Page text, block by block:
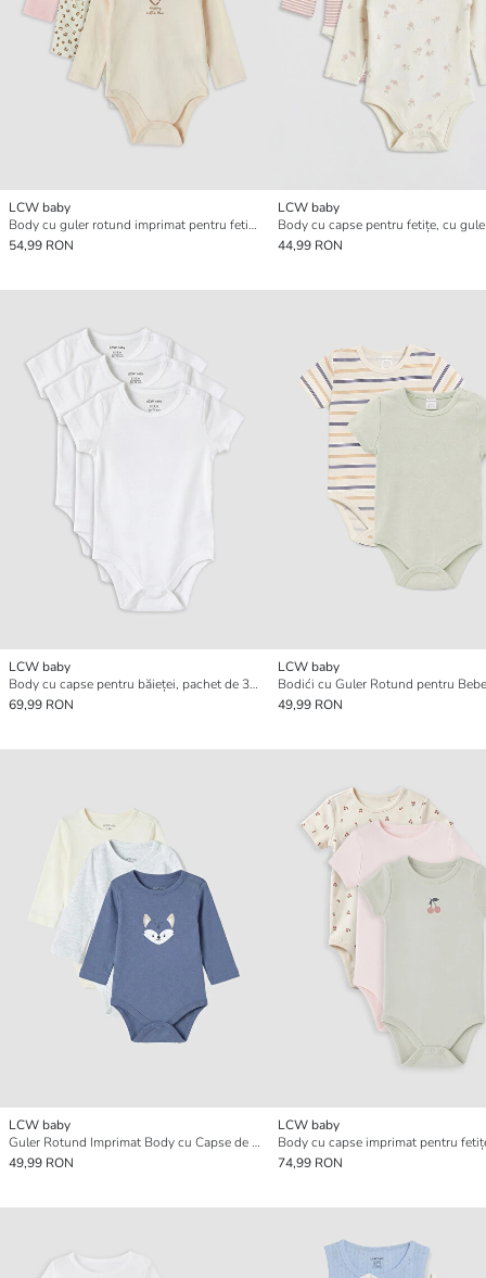
LCW baby
Body cu guler rotund imprimat pentru fetițe, set de 3 bucăți cu capse
54,99 RON
LCW baby
44,99 RON
LCW baby
Body cu capse pentru băieței, pachet de 3 bucăți
69,99 RON
LCW baby
49,99 RON
LCW baby
Guler Rotund Imprimat Body cu Capse de Băieței 3 Bucăți
49,99 RON
LCW baby
74,99 RON